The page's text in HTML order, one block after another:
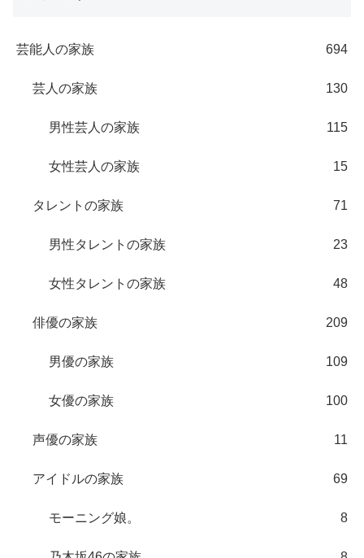
芸能人の家族 694
芸人の家族 130
男性芸人の家族 115
女性芸人の家族 15
タレントの家族 71
男性タレントの家族 23
女性タレントの家族 48
俳優の家族 209
男優の家族 109
女優の家族 100
声優の家族 11
アイドルの家族 69
モーニング娘。 8